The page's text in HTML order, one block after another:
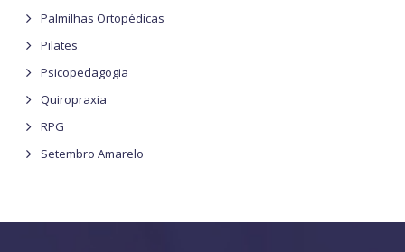
Palmilhas Ortopédicas
Pilates
Psicopedagogia
Quiropraxia
RPG
Setembro Amarelo